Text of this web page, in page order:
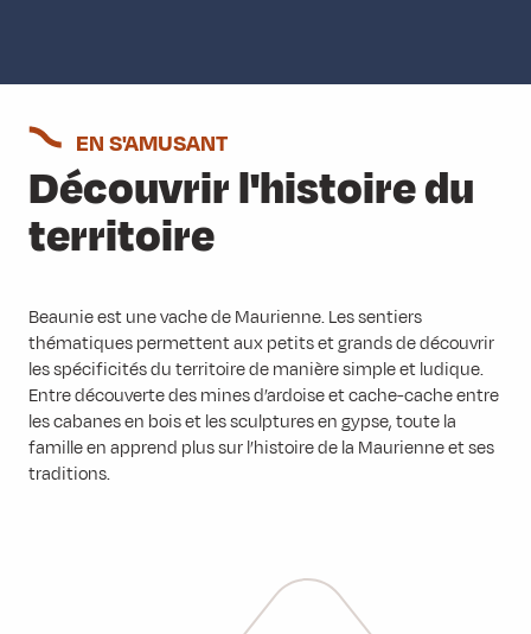
EN S'AMUSANT
Découvrir l'histoire du
territoire
Beaunie est une vache de Maurienne. Les sentiers
thématiques permettent aux petits et grands de découvrir
les spécificités du territoire de manière simple et ludique.
Entre découverte des mines d’ardoise et cache-cache entre
les cabanes en bois et les sculptures en gypse, toute la
famille en apprend plus sur l’histoire de la Maurienne et ses
traditions.